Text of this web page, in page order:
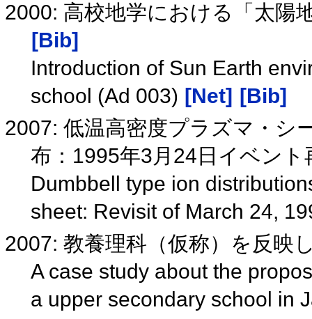
2000: 高校地学における「太陽
[Bib]
Introduction of Sun Earth
school (Ad 003) [Net]
[Bib]
2007: 低温高密度プラズマ・シ
布：1995年3月24日イベン
Dumbbell type ion
sheet: Revisit of March 24,
2007: 教養理科（仮称）を反映
A case study about the
a upper secondary school in